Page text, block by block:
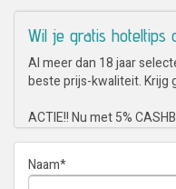
Wil je gratis hoteltips
Al meer dan 18 jaar
beste prijs-kwaliteit. Krijg
ACTIE!! Nu met 5%
Naam*